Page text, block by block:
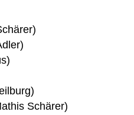
Schärer)